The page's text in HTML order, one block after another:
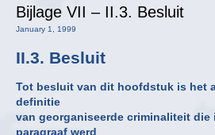
Bijlage VII – II.3. Besluit
January 1, 1999
II.3. Besluit
Tot besluit van dit hoofdstuk is het
definitie
van georganiseerde criminaliteit die
paragraaf werd